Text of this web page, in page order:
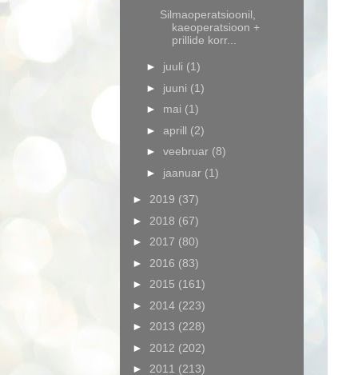
Silmaoperatsioonil,
kaeoperatsioon +
prillide korr...
► juuli (1)
► juuni (1)
► mai (1)
► aprill (2)
► veebruar (8)
► jaanuar (1)
► 2019 (37)
► 2018 (67)
► 2017 (80)
► 2016 (83)
► 2015 (161)
► 2014 (223)
► 2013 (228)
► 2012 (202)
► 2011 (213)